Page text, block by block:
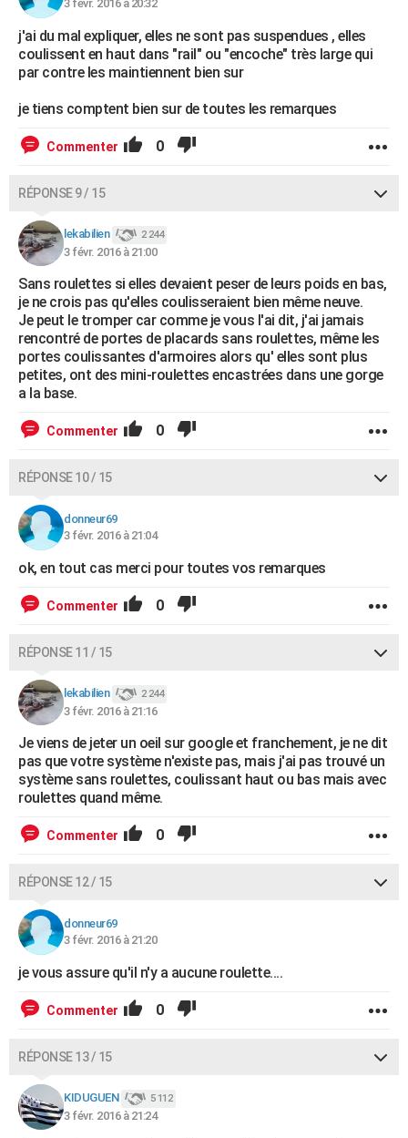
3 févr. 2016 à 20:32
j'ai du mal expliquer, elles ne sont pas suspendues , elles
coulissent en haut dans "rail" ou "encoche" très large qui
par contre les maintiennent bien sur
je tiens comptent bien sur de toutes les remarques
Commenter 0
RÉPONSE 9 / 15
lekabilien 2 244
3 févr. 2016 à 21:00
Sans roulettes si elles devaient peser de leurs poids en bas,
je ne crois pas qu'elles coulisseraient bien même neuve.
Je peut le tromper car comme je vous l'ai dit, j'ai jamais
rencontré de portes de placards sans roulettes, même les
portes coulissantes d'armoires alors qu' elles sont plus
petites, ont des mini-roulettes encastrées dans une gorge
a la base.
Commenter 0
RÉPONSE 10 / 15
donneur69
3 févr. 2016 à 21:04
ok, en tout cas merci pour toutes vos remarques
Commenter 0
RÉPONSE 11 / 15
lekabilien 2 244
3 févr. 2016 à 21:16
Je viens de jeter un oeil sur google et franchement, je ne dit
pas que votre système n'existe pas, mais j'ai pas trouvé un
système sans roulettes, coulissant haut ou bas mais avec
roulettes quand même.
Commenter 0
RÉPONSE 12 / 15
donneur69
3 févr. 2016 à 21:20
je vous assure qu'il n'y a aucune roulette....
Commenter 0
RÉPONSE 13 / 15
KIDUGUEN 5 112
3 févr. 2016 à 21:24